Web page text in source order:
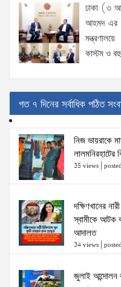
ঢাকা (৩
আহমদ এর
কাস্টম ও
গত ৭ দিনের সর্বাধিক পঠিত
নিজ ভায়রাকে
লালমনিরহাটের
35 views
দক্ষিণখানের
স্বামীকে আটক
আদালত
34 views
জুলাই আন্দোলন